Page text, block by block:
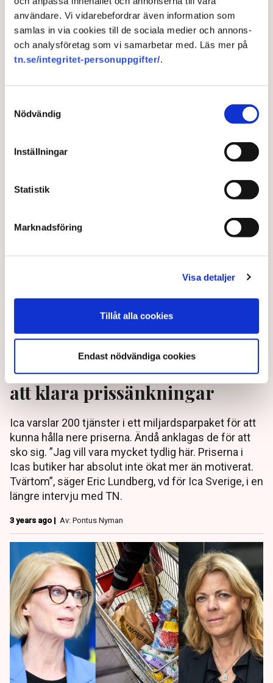
användare. Vi vidarebefordrar även information som
samlas in via cookies till de sociala medier och annons-
och analysföretag som vi samarbetar med. Läs mer på
tn.se/integritet-personuppgifter/.
Nödvändig
Inställningar
Statistik
Marknadsföring
Visa detaljer
Tillåt alla cookies
Endast nödvändiga cookies
Kritiken mot Samhall –
företag chanslösa mot låga
bud
Flera städbolag vittnar om att Samhall lägger så låga
anbud vid upphandlingar att andra företag är
3 years ago |
Icas vd: Tvingas varsla 200 för
att klara prissänkningar
Ica varslar 200 tjänster i ett miljardsparpaket för att
kunna hålla nere priserna. Ändå anklagas de för att
sko sig. ”Jag vill vara mycket tydlig här. Priserna i
Icas butiker har absolut inte ökat mer än motiverat.
Tvärtom”, säger Eric Lundberg, vd för Ica Sverige, i en
längre intervju med TN.
3 years ago | Av: Pontus Nyman